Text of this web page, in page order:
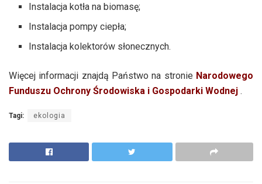
Instalacja kotła na biomasę;
Instalacja pompy ciepła;
Instalacja kolektorów słonecznych.
Więcej informacji znajdą Państwo na stronie Narodowego
Funduszu Ochrony Środowiska i Gospodarki Wodnej .
Tagi: ekologia